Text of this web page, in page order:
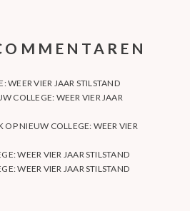
WEER VIER JAAR STILSTAND
COLLEGE: WEER VIER JAAR
OPNIEUW COLLEGE: WEER VIER
WEER VIER JAAR STILSTAND
WEER VIER JAAR STILSTAND